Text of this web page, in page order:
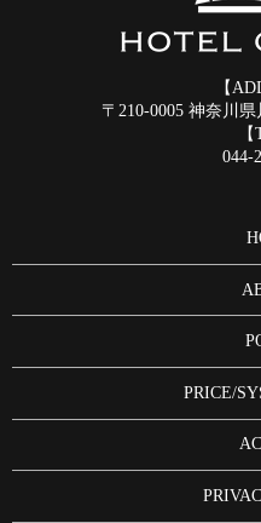
【
〒210-0005 神奈川
044-
PRICE/